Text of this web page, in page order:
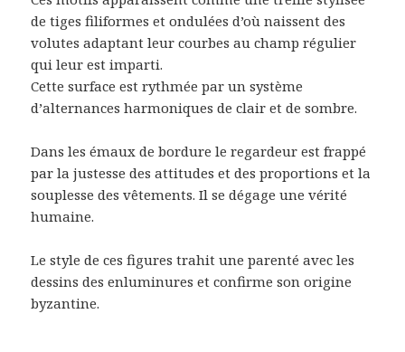
de tiges filiformes et ondulées d’où naissent des
volutes adaptant leur courbes au champ régulier
qui leur est imparti.
Cette surface est rythmée par un système
d’alternances harmoniques de clair et de sombre.
Dans les émaux de bordure le regardeur est frappé
par la justesse des attitudes et des proportions et la
souplesse des vêtements. Il se dégage une vérité
humaine.
Le style de ces figures trahit une parenté avec les
dessins des enluminures et confirme son origine
byzantine.